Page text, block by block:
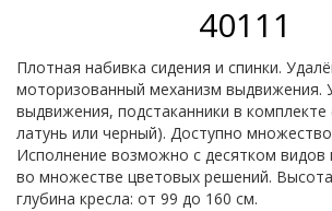
40111
Плотная набивка сидения и спинки.
моторизованный механизм выдвижения.
выдвижения, подстаканники в комплекте
латунь или черный). Доступно
Исполнение возможно с десятком видов
во множестве цветовых решений.
глубина кресла: от 99 до 160 см.